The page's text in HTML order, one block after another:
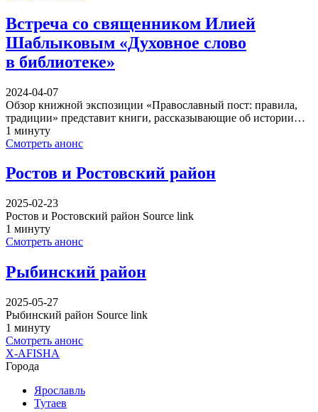
Встреча со священником Илией
Шаблыковым «Духовное слово
в библиотеке»
2024-04-07
Обзор книжной экспозиции «Православный пост: правила,
традиции» представит книги, рассказывающие об истории…
1 минуту
Смотреть анонс
Ростов и Ростовский район
2025-02-23
Ростов и Ростовский район Source link
1 минуту
Смотреть анонс
Рыбинский район
2025-05-27
Рыбинский район Source link
1 минуту
Смотреть анонс
X-AFISHA
Города
Ярославль
Тутаев